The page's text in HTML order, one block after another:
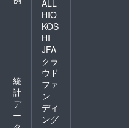
統
計
デ
ー
ALL
HIO
KOS
HI
JFA
クラ
ウド
ファ
ン
ディ
ング